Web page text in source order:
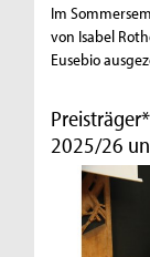
Im
von Isabel
Eusebio
2025/26